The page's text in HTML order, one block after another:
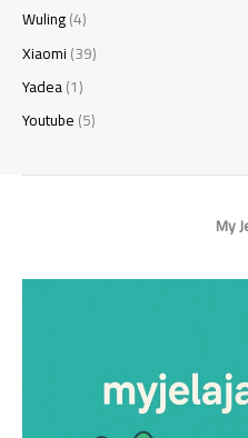
Wuling(4)
Xiaomi(39)
Yadea(1)
Youtube(5)
My